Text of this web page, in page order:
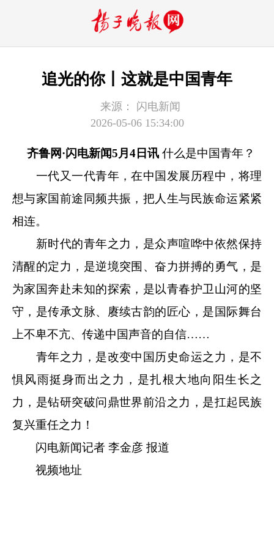
追光的你丨这就是中国青年
来源：
闪电新闻
2026-05-06 15:34:00
齐鲁网·闪电新闻5月4 日讯 什么是中国青年？
一代又一代青年，在中国发展历程中，将理
想与家国前途同频共振，把人生与民族命运紧紧
相连。
新时代的青年之力，是众声喧哗中依然保持
清醒的定力，是逆境突围、奋力拼搏的勇气，是
为家国奔赴未知的探索，是以青春护卫山河的坚
守，是传承文脉、赓续古韵的匠心，是国际舞台
上不卑不亢、传递中国声音的自信……
青年之力，是改变中国历史命运之力，是不
惧风雨挺身而出之力，是扎根大地向阳生长之
力，是钻研突破问鼎世界前沿之力，是扛起民族
复兴重任之力！
闪电新闻记者 李金彦 报道
视频地址